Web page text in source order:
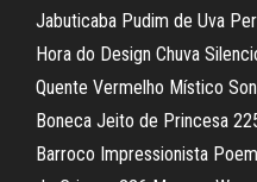
Jabuticaba Pudim de Uva
Hora do Design Chuva
Quente Vermelho Místico
Boneca Jeito de Princesa
Barroco Impressionista